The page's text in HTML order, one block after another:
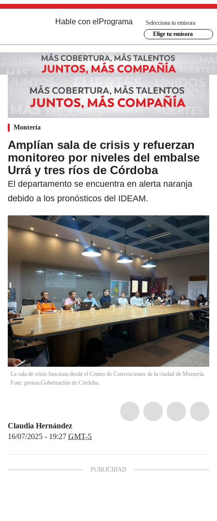
Hable con el Programa
Selecciona tu emisora
Elige tu emisora
Montería
Amplían sala de crisis y refuerzan
monitoreo por niveles del embalse
Urrá y tres ríos de Córdoba
El departamento se encuentra en alerta naranja
debido a los pronósticos del IDEAM.
La sala de crisis funciona desde el Centro de Convenciones de la ciudad de Montería.
Foto: prensa Gobernación de Córdoba.
Claudia Hernández
16/07/2025 - 19:27 GMT-5